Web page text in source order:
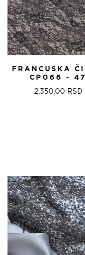
FRANCUSKA
CP066 - 47
2.350,00 RSD